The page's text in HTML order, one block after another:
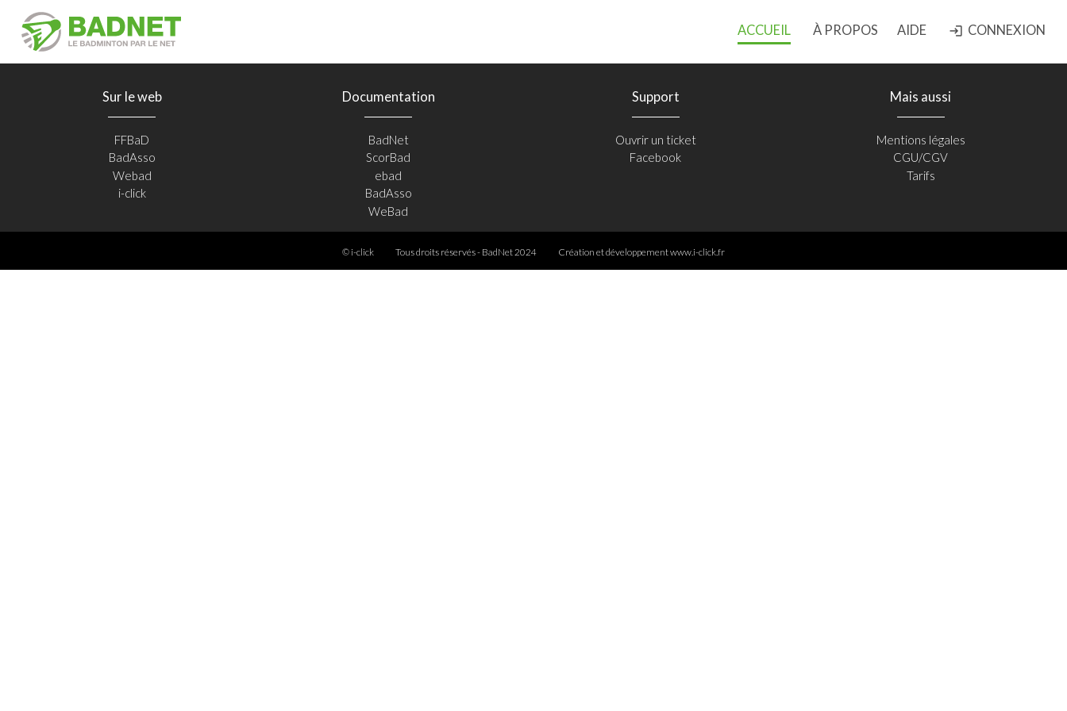
ACCUEIL À PROPOS AIDE login CONNEXION
Sur le web
FFBaD
BadAsso
Webad
i-click
Documentation
BadNet
ScorBad
ebad
BadAsso
WeBad
Support
Ouvrir un ticket
Facebook
Mais aussi
Mentions légales
CGU/CGV
Tarifs
© i-click Tous droits réservés - BadNet 2024 Création et développementwww.i-click.fr